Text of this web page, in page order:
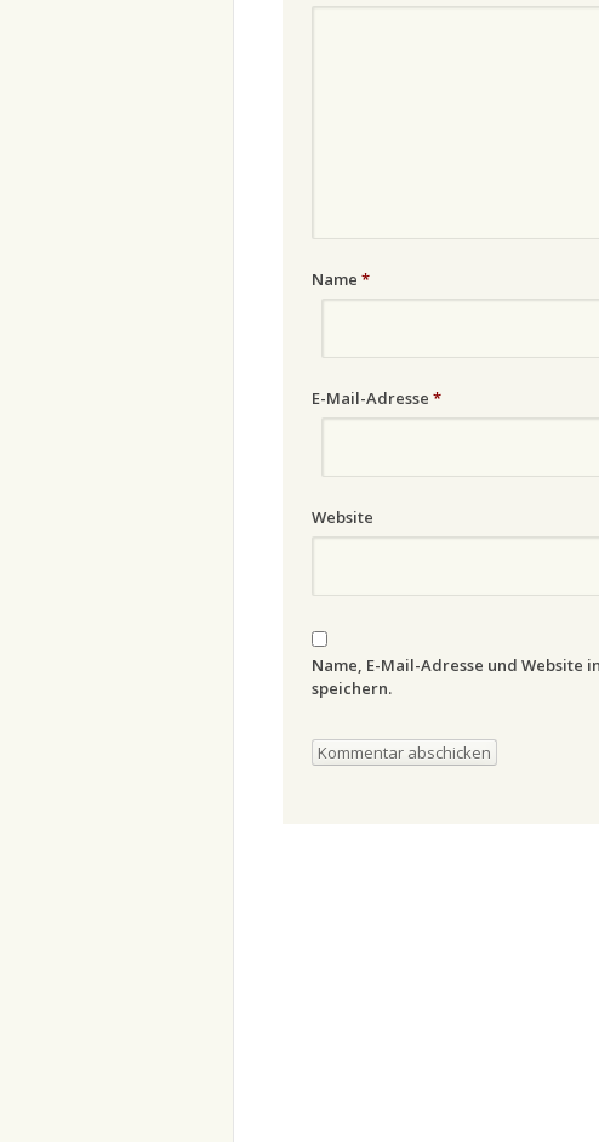
Name *
E-Mail-Adresse *
Website
Name, E-Mail-Adresse und Website
speichern.